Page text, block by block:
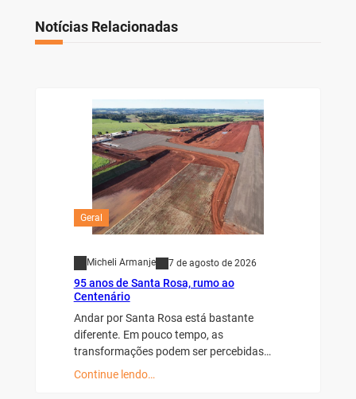
Notícias Relacionadas
Geral
Micheli Armanje 7 de agosto de 2026
95 anos de Santa Rosa, rumo ao
Centenário
Andar por Santa Rosa está bastante
diferente. Em pouco tempo, as
transformações podem ser percebidas…
Continue lendo…